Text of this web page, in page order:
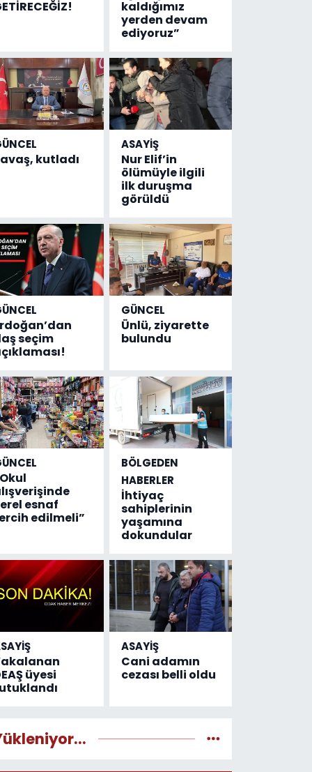
kaldığımız
yerden devam
ediyoruz”
kutladı
ASAYİŞ
Nur Elif’in
ölümüyle ilgili
ilk duruşma
görüldü
seçim
GÜNCEL
Ünlü, ziyarette
bulundu
esnaf
edilmeli”
BÖLGEDEN
HABERLER
İhtiyaç
sahiplerinin
yaşamına
dokundular
üyesi
ASAYİŞ
Cani adamın
cezası belli oldu